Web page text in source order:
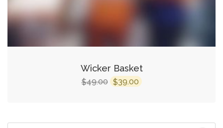
Wicker Basket
$49.00 $39.00